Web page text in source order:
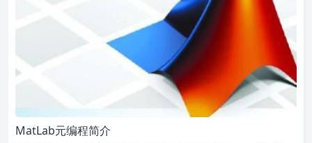
MatLab元编程简介